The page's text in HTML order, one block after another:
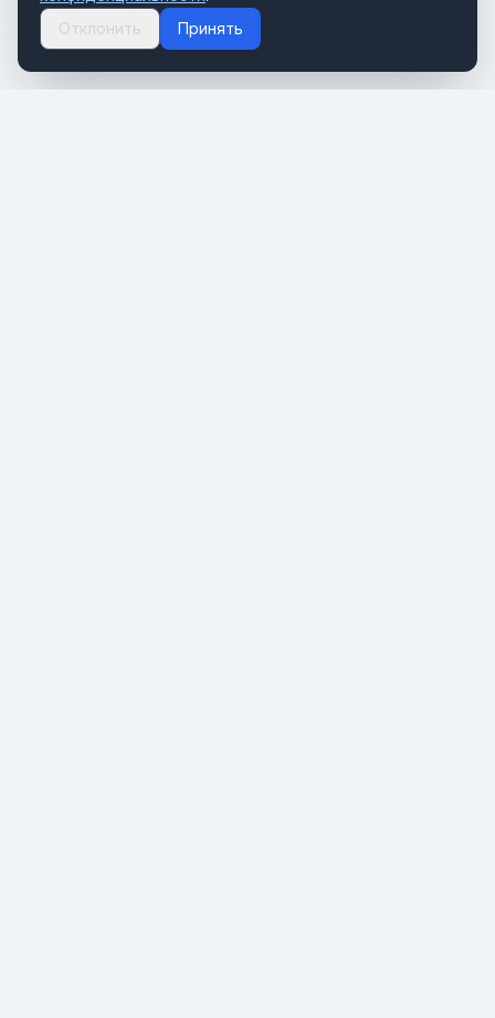
Отклонить
Принять